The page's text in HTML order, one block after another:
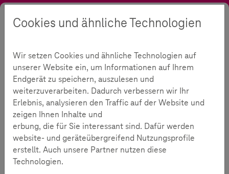
Suche Kontrast Sprache
Berufsschule für Bürokaufleute Wien
Mit Cybermobbing umgehen
257
Lesezeit: Minuten
Landespreis Österreich: „Cybermops is watching you – keep the
Cookies und ähnliche Technologien
Wir setzen Cookies und ähnliche Technologien auf
unserer Website ein, um Informationen auf Ihrem
Endgerät zu speichern, auszulesen und
weiterzuverarbeiten. Dadurch verbessern wir Ihr
Erlebnis, analysieren den Traffic auf der Website und
zeigen Ihnen Inhalte und
erbung, die für Sie interessant sind. Dafür werden
website- und geräteübergreifend Nutzungsprofile
erstellt. Auch unsere Partner nutzen diese
Technologien.